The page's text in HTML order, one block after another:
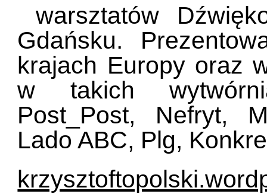
warsztatów
Gdańsku.
krajach Europy oraz
w takich
Post_Post, Nefryt,
Lado ABC, Plg,